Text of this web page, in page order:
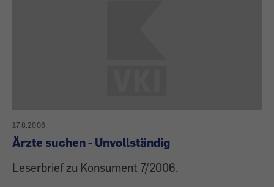
17.8.2006
Ärzte suchen - Unvollständig
Leserbrief zu Konsument 7/2006.